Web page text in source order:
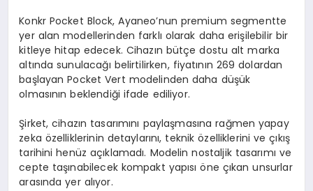
Konkr Pocket Block, Ayaneo’nun premium segmentte
yer alan modellerinden farklı olarak daha erişilebilir bir
kitleye hitap edecek. Cihazın bütçe dostu alt marka
altında sunulacağı belirtilirken, fiyatının 269 dolardan
başlayan Pocket Vert modelinden daha düşük
olmasının beklendiği ifade ediliyor.
Şirket, cihazın tasarımını paylaşmasına rağmen yapay
zeka özelliklerinin detaylarını, teknik özelliklerini ve çıkış
tarihini henüz açıklamadı. Modelin nostaljik tasarımı ve
cepte taşınabilecek kompakt yapısı öne çıkan unsurlar
arasında yer alıyor.